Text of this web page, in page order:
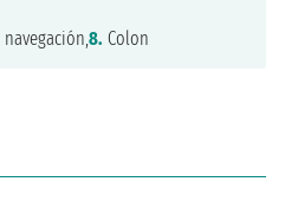
navegación,8. Colon